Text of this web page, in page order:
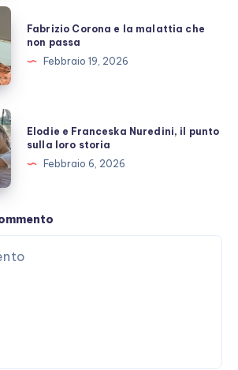
Fabrizio Corona e la malattia che
non passa
Febbraio 19, 2026
Elodie e Franceska Nuredini, il punto
sulla loro storia
Febbraio 6, 2026